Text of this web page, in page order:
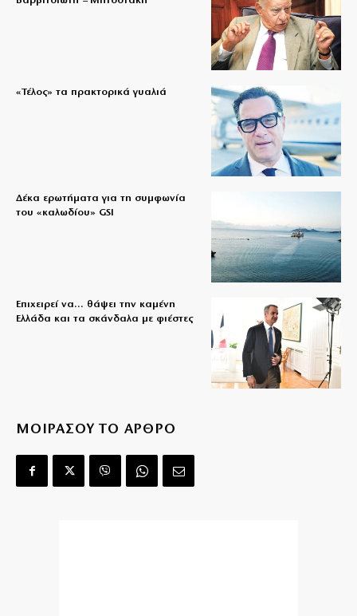
«Τέλος» τα πρακτορικά γυαλιά
Δέκα ερωτήματα για τη συμφωνία
του «καλωδίου» GSI
Επιχειρεί να… θάψει την καμένη
Ελλάδα και τα σκάνδαλα με φιέστες
ΜΟΙΡΑΣΟΥ ΤΟ ΑΡΘΡΟ